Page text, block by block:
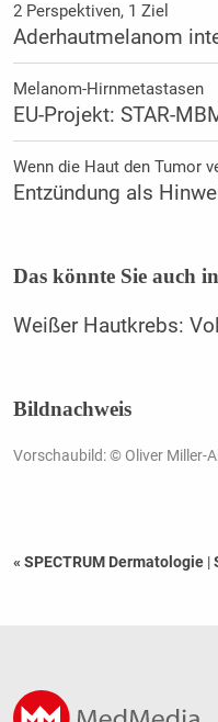
2 Perspektiven, 1 Ziel
Aderhautmelanom
Melanom-Hirnmetastasen
EU-Projekt: STAR-
Wenn die Haut den Tumor
Entzündung als
Das könnte Sie auch
Weißer Hautkrebs:
Bildnachweis
Vorschaubild: © Oliver Miller-
« SPECTRUM Dermatologie |